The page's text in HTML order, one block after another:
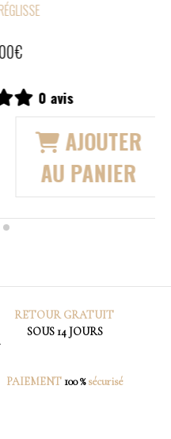
ANIS - RÉGLISSE
40,00
AU
RETOURGRATUIT
SOUS 14 JOURS
PAIEMENT100 %sécurisé